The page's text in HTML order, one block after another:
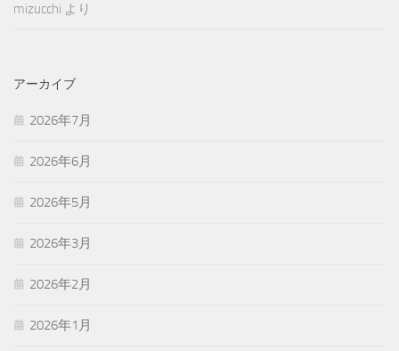
mizucchi より
アーカイブ
2026年7月
2026年6月
2026年5月
2026年3月
2026年2月
2026年1月